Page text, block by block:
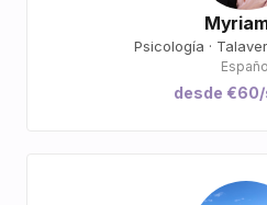
Psicología ·
desde